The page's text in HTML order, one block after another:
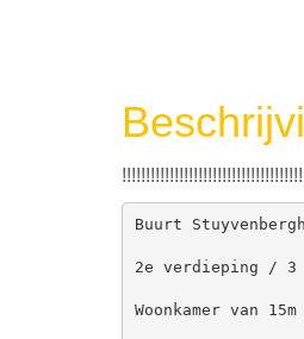
Buurt
2e verdieping / 3
Woonkamer van